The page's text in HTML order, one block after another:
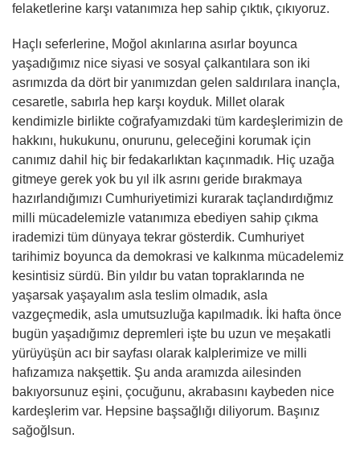
felaketlerine karşı vatanımıza hep sahip çıktık, çıkıyoruz.
Haçlı seferlerine, Moğol akınlarına asırlar boyunca
yaşadığımız nice siyasi ve sosyal çalkantılara son iki
asrımızda da dört bir yanımızdan gelen saldırılara inançla,
cesaretle, sabırla hep karşı koyduk. Millet olarak
kendimizle birlikte coğrafyamızdaki tüm kardeşlerimizin de
hakkını, hukukunu, onurunu, geleceğini korumak için
canımız dahil hiç bir fedakarlıktan kaçınmadık. Hiç uzağa
gitmeye gerek yok bu yıl ilk asrını geride bırakmaya
hazırlandığımızı Cumhuriyetimizi kurarak taçlandırdığmız
milli mücadelemizle vatanımıza ebediyen sahip çıkma
irademizi tüm dünyaya tekrar gösterdik. Cumhuriyet
tarihimiz boyunca da demokrasi ve kalkınma mücadelemiz
kesintisiz sürdü. Bin yıldır bu vatan topraklarında ne
yaşarsak yaşayalım asla teslim olmadık, asla
vazgeçmedik, asla umutsuzluğa kapılmadık. İki hafta önce
bugün yaşadığımız depremleri işte bu uzun ve meşakatli
yürüyüşün acı bir sayfası olarak kalplerimize ve milli
hafızamıza nakşettik. Şu anda aramızda ailesinden
bakıyorsunuz eşini, çocuğunu, akrabasını kaybeden nice
kardeşlerim var. Hepsine başsağlığı diliyorum. Başınız
sağoğlsun.